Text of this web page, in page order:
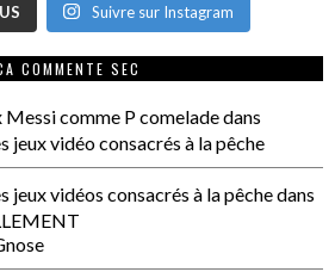
Suivre sur Instagram
COMMENTE SEC
Messi comme P comeladedans
jeux vidéo consacrés à la pêche
jeux vidéos consacrés à la pêchedans